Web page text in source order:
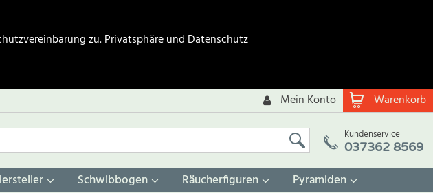
zu.Privatsphäre und Datenschutz
Warenkorb
Mein Konto
Kundenservice
037362 8569
Schwibbogen Räucherfiguren Pyramiden